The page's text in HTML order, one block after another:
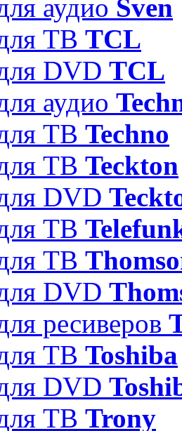
аудио Sven
ТВ TCL
DVD TCL
аудио
ТВ Techno
ТВ Teckton
DVD
ТВ
ТВ
DVD
ресиверов
ТВ Toshiba
DVD
ТВ Trony